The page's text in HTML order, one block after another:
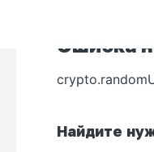
Ошибка
Найдите